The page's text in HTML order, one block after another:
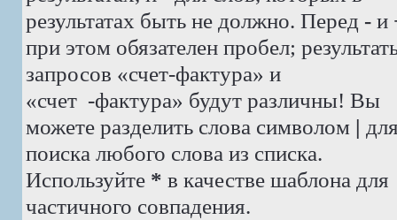
результатах быть не должно. Перед - и
при этом обязателен пробел;
запросов «счет-фактура» и
«счет -фактура» будут различны! Вы
можете разделить слова символом |
поиска любого слова из списка.
Используйте * в качестве шаблона для
частичного совпадения.